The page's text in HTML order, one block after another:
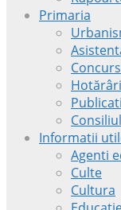
Primaria
Informatii
Agenti
Culte
Cultura